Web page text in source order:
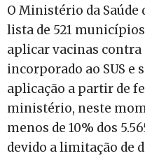
O Ministério da Saúde
lista de 521
aplicar vacinas
incorporado ao SUS e
aplicação a partir de
ministério, neste
menos de 10% dos
devido a limitação de